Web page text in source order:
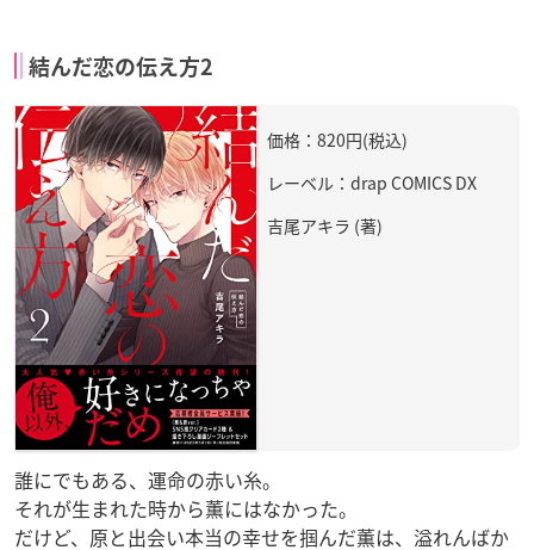
結んだ恋の伝え方2
価格：820円(税込)
レーベル：drap COMICS DX
吉尾アキラ (著)
誰にでもある、運命の赤い糸。
それが生まれた時から薫にはなかった。
だけど、原と出会い本当の幸せを掴んだ薫は、溢れんばか